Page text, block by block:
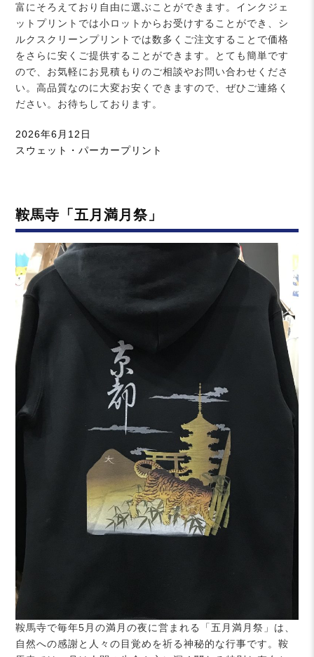
富にそろえており自由に選ぶことができます。インクジェ
ットプリントでは小ロットからお受けすることができ、シ
ルクスクリーンプリントでは数多くご注文することで価格
をさらに安くご提供することができます。とても簡単です
ので、お気軽にお見積もりのご相談やお問い合わせくださ
い。高品質なのに大変お安くできますので、ぜひご連絡く
ださい。お待ちしております。
投
稿
2026年6月12日
カ
ー
スウェット・パーカープリント
鞍馬寺「五月満月祭」
鞍馬寺で毎年5月の満月の夜に営まれる「五月満月祭」は、
自然への感謝と人々の目覚めを祈る神秘的な行事です。鞍